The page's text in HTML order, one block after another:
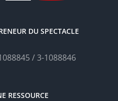
DU SPECTACLE
/ 3-1088846
RESSOURCE